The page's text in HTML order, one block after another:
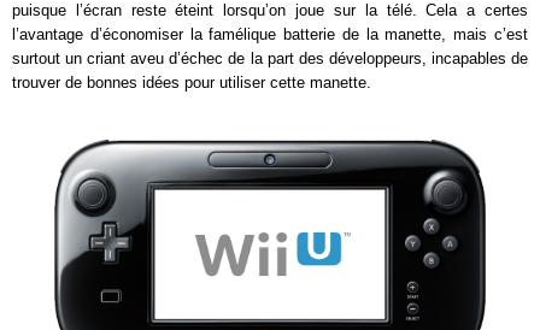
puisque l’écran reste éteint lorsqu’on joue sur la télé. Cela a certes
l’avantage d’économiser la famélique batterie de la manette, mais c’est
surtout un criant aveu d’échec de la part des développeurs, incapables de
trouver de bonnes idées pour utiliser cette manette.